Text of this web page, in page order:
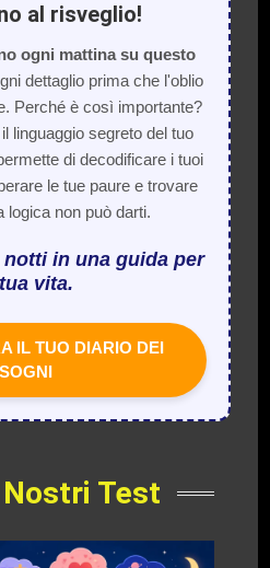
al risveglio!
ogni mattina su questo
dettaglio prima che l'oblio
Perché è così importante?
linguaggio segreto del tuo
di decodificare i tuoi
le tue paure e trovare
logica non può darti.
in una guida per
vita.
IL TUO DIARIO DEI
SOGNI
Test